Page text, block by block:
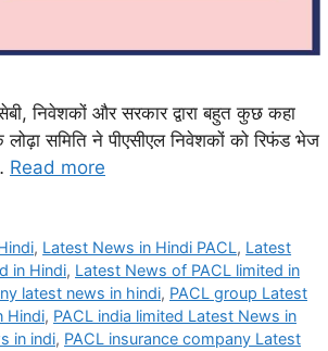
निवेशकों और सरकार द्वारा बहुत कुछ कहा
समिति ने पीएसीएल निवेशकों को रिफंड भेज
Read more
, Latest News in Hindi PACL, Latest
in Hindi, Latest News of PACL limited in
latest news in hindi, PACL group Latest
Hindi, PACL india limited Latest News in
in indi, PACL insurance company Latest